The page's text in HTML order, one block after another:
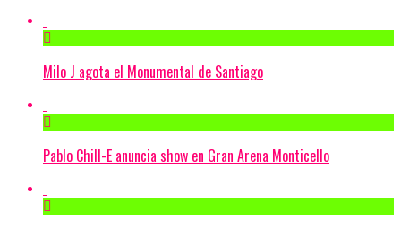
Milo J agota el Monumental de Santiago
Pablo Chill-E anuncia show en Gran Arena Monticello